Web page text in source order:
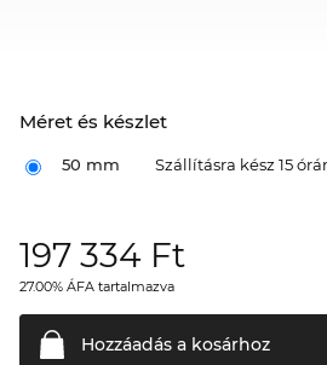
Méret és készlet
50 mm Szállításra kész 15
197 334 Ft
27.00% ÁFA tartalmazva
Hozzáadás a kosárhoz